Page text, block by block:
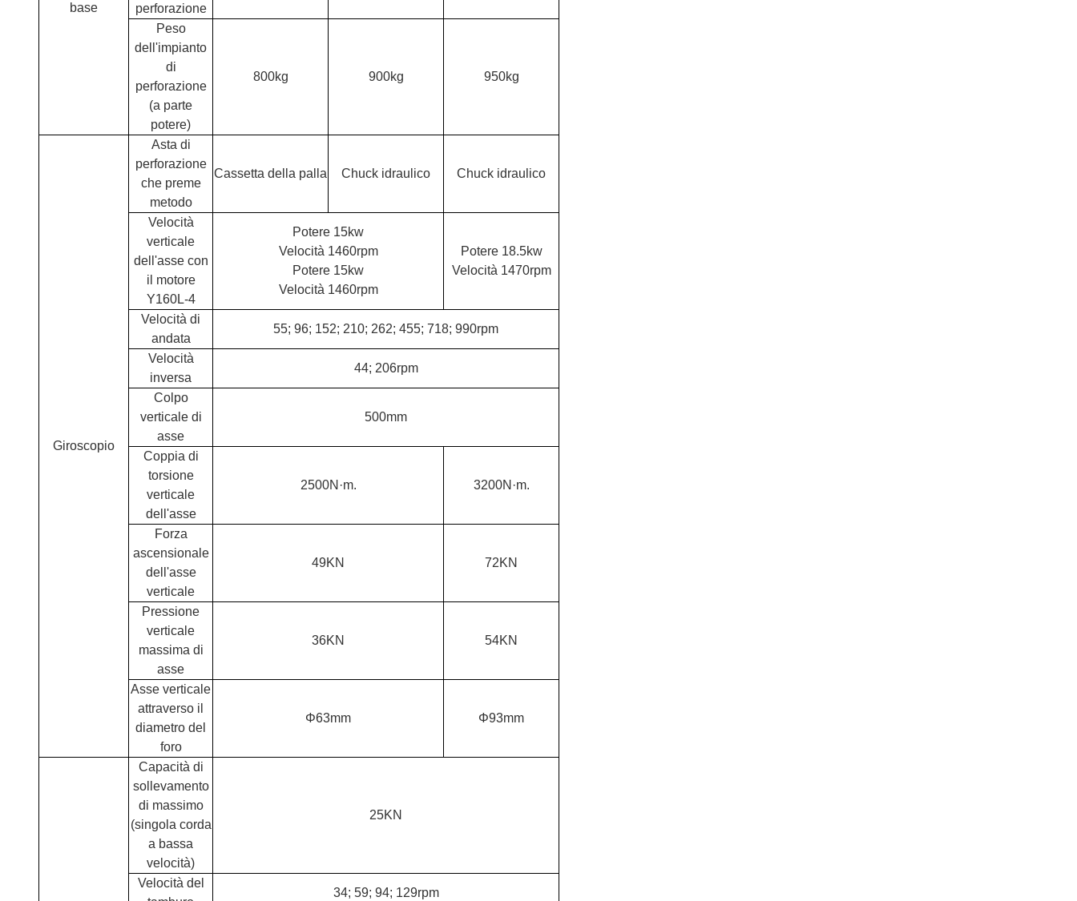
base
perforazione
Peso
dell'impianto
di
perforazione
(a parte
potere)
800kg 900kg 950kg
Giroscopio
Asta di
perforazione
che preme
metodo
Cassetta della palla Chuck idraulico Chuck idraulico
Velocità
verticale
dell'asse con
il motore
Y160L-4
Potere 15kw
Velocità 1460rpm
Potere 15kw
Velocità 1460rpm
Potere 18.5kw
Velocità 1470rpm
Velocità di
andata
55; 96; 152; 210; 262; 455; 718; 990rpm
Velocità
inversa
44; 206rpm
Colpo
verticale di
asse
500mm
Coppia di
torsione
verticale
dell'asse
2500N·m. 3200N·m.
Forza
ascensionale
dell'asse
verticale
49KN 72KN
Pressione
verticale
massima di
asse
36KN 54KN
Asse verticale
attraverso il
diametro del
foro
Φ63mm Φ93mm
Capacità di
sollevamento
di massimo
(singola corda
a bassa
velocità)
25KN
Velocità del
34; 59; 94; 129rpm